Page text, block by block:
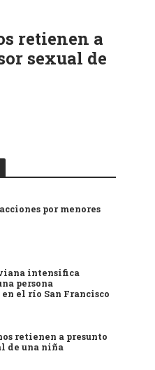
retienen a
sexual de
por menores
intensifica
persona
el río San Francisco
retienen a presunto
de una niña